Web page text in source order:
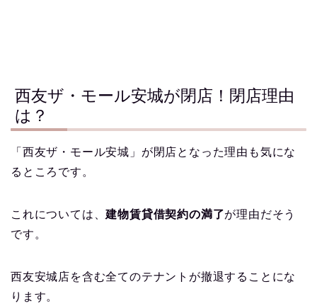
西友ザ・モール安城が閉店！閉店理由
は？
「西友ザ・モール安城」が閉店となった理由も気にな
るところです。
これについては、建物賃貸借契約の満了が理由だそう
です。
西友安城店を含む全てのテナントが撤退することにな
ります。